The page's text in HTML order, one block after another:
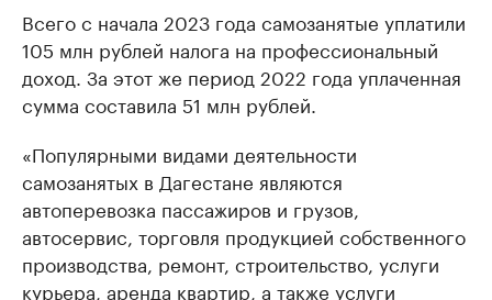
Всего с начала 2023 года самозанятые уплатили
105 млн рублей налога на профессиональный
доход. За этот же период 2022 года уплаченная
сумма составила 51 млн рублей.
«Популярными видами деятельности
самозанятых в Дагестане являются
автоперевозка пассажиров и грузов,
автосервис, торговля продукцией собственного
производства, ремонт, строительство, услуги
курьера, аренда квартир, а также услуги